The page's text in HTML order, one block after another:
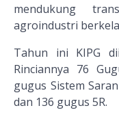
mendukung
agroindustri
Tahun ini KIPG
Rinciannya 76
gugus Sistem
dan 136 gugus 5R.